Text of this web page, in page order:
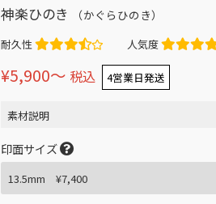
神楽ひのき （かぐらひのき）
耐久性 人気度
¥5,900〜 税込 4営業日発送
素材説明
印面サイズ